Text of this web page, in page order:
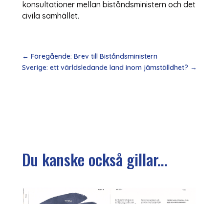
konsultationer mellan biståndsministern och det
civila samhället.
← Föregående: Brev till Biståndsministern
Sverige: ett världsledande land inom jämställdhet? →
Du kanske också gillar...